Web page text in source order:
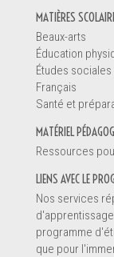
MATIÈRES
Beaux-arts
Éducation
Études sociales
Français
Santé et
MATÉRIEL
Ressources
LIENS AVEC LE
Nos services
programme
que pour